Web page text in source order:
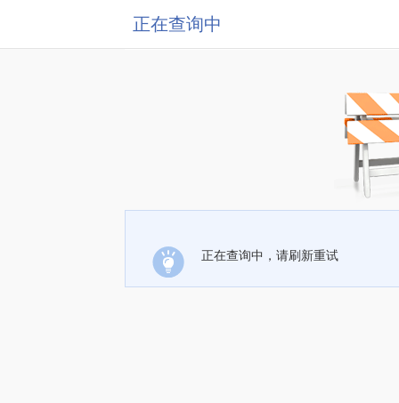
正在查询中
正在查询中，请刷新重试